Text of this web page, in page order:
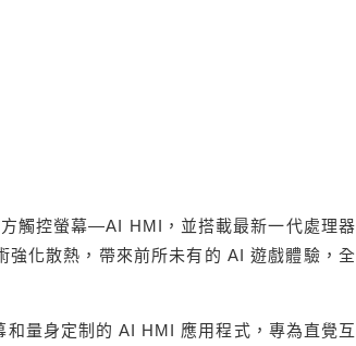
觸控螢幕—AI HMI，並搭載最新一代處理器
化散熱，帶來前所未有的 AI 遊戲體驗，全
量身定制的 AI HMI 應用程式，專為直覺互